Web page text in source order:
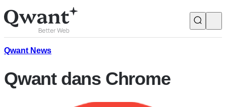
Produits
Search
Junior
Qwant News
Qwant dans Chrome